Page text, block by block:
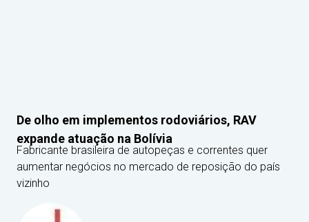
De olho em implementos rodoviários, RAV
expande atuação na Bolívia
Fabricante brasileira de autopeças e correntes quer
aumentar negócios no mercado de reposição do país
vizinho